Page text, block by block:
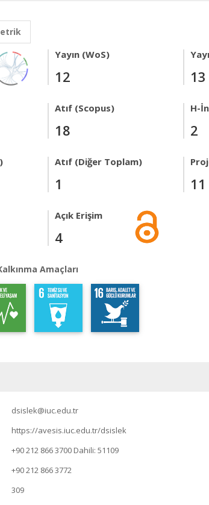
Yayın (WoS)
12 13
Atıf (Scopus)
18
H-
2
Atıf (Diğer Toplam)
1 11
Açık Erişim
4
Amaçları
dsislek@iuc.edu.tr
https://avesis.iuc.edu.tr/dsislek
+90 212 866 3700 Dahili: 51109
+90 212 866 3772
309